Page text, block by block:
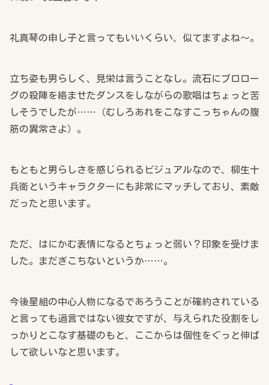
礼真琴の申し子と言ってもいいくらい、似てますよね～。
立ち姿も男らしく、見栄は言うことなし。流石にプロロー
グの殺陣を絡ませたダンスをしながらの歌唱はちょっと苦
しそうでしたが……（むしろあれをこなすこっちゃんの腹
筋の異常さよ）。
もともと男らしさを感じられるビジュアルなので、柳生十
兵衛というキャラクターにも非常にマッチしており、素敵
だったと思います。
ただ、はにかむ表情になるとちょっと弱い？印象を受けま
した。まだぎこちないというか……。
今後星組の中心人物になるであろうことが確約されている
と言っても過言ではない彼女ですが、与えられた役割をし
っかりとこなす基礎のもと、ここからは個性をぐっと伸ば
して欲しいなと思います。